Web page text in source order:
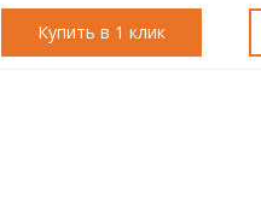
Купить в 1 клик